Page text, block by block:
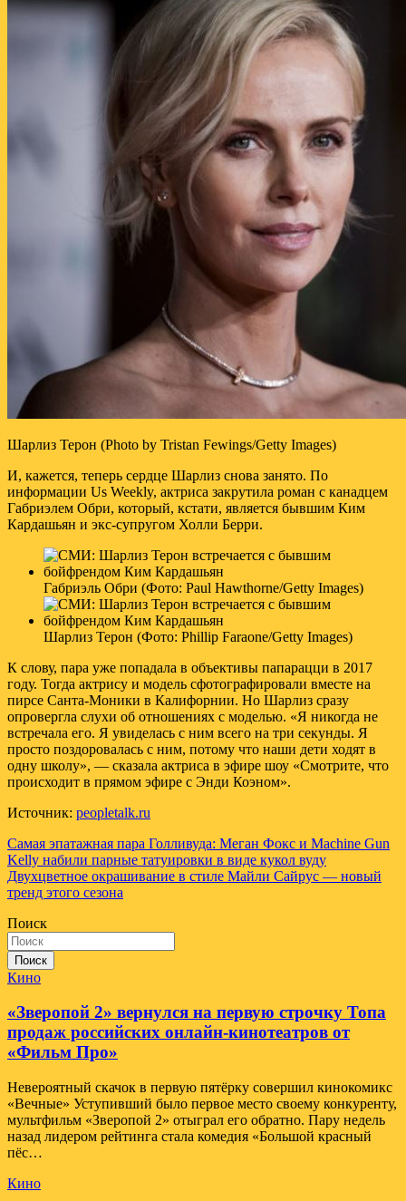
Шарлиз Терон (Photo by Tristan Fewings/Getty Images)
И, кажется, теперь сердце Шарлиз снова занято. По
информации Us Weekly, актриса закрутила роман с канадцем
Габриэлем Обри, который, кстати, является бывшим Ким
Кардашьян и экс-супругом Холли Берри.
Габриэль Обри (Фото: Paul Hawthorne/Getty Images)
Шарлиз Терон (Фото: Phillip Faraone/Getty Images)
К слову, пара уже попадала в объективы папарацци в 2017
году. Тогда актрису и модель сфотографировали вместе на
пирсе Санта-Моники в Калифорнии. Но Шарлиз сразу
опровергла слухи об отношениях с моделью. «Я никогда не
встречала его. Я увиделась с ним всего на три секунды. Я
просто поздоровалась с ним, потому что наши дети ходят в
одну школу», — сказала актриса в эфире шоу «Смотрите, что
происходит в прямом эфире с Энди Коэном».
Источник: peopletalk.ru
Навигация
по
записям
Самая эпатажная пара Голливуда: Меган Фокс и Machine Gun
Kelly набили парные татуировки в виде кукол вуду
Двухцветное окрашивание в стиле Майли Сайрус — новый
тренд этого сезона
Поиск
Поиск
Кино
«Зверопой 2» вернулся на первую строчку Топа
продаж российских онлайн-кинотеатров от
«Фильм Про»
Невероятный скачок в первую пятёрку совершил кинокомикс
«Вечные» Уступивший было первое место своему конкуренту,
мультфильм «Зверопой 2» отыграл его обратно. Пару недель
назад лидером рейтинга стала комедия «Большой красный
пёс…
Кино